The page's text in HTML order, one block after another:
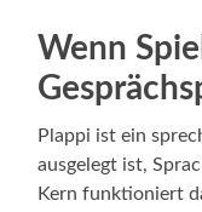
Wenn
Plappi ist ein
ausgelegt ist,
Kern funktioniert